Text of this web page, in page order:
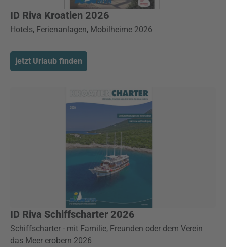
ID Riva Kroatien 2026
Hotels, Ferienanlagen, Mobilheime 2026
jetzt Urlaub finden
ID Riva Schiffscharter 2026
Schiffscharter - mit Familie, Freunden oder dem Verein
das Meer erobern 2026